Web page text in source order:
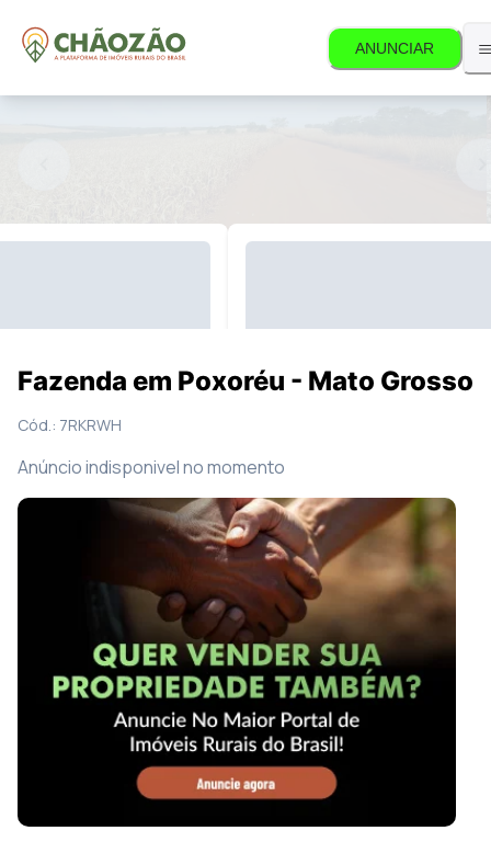
ANUNCIAR
Fazenda em Poxoréu - Mato Grosso
Cód.: 7RKRWH
Anúncio indisponivel no momento